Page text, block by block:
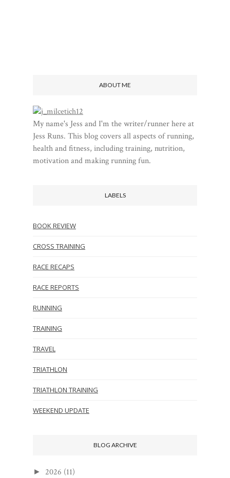
ABOUT ME
My name's Jess and I'm the writer/runner here at
Jess Runs. This blog covers all aspects of running,
health and fitness, including training, nutrition,
motivation and making running fun.
LABELS
BOOK REVIEW
CROSS TRAINING
RACE RECAPS
RACE REPORTS
RUNNING
TRAINING
TRAVEL
TRIATHLON
TRIATHLON TRAINING
WEEKEND UPDATE
BLOG ARCHIVE
► 2026 (11)